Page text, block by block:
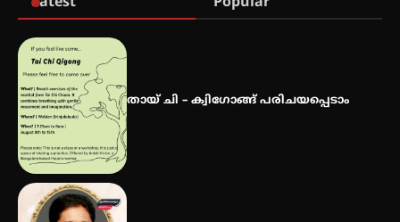
തായ് ചി – ക്വിഗോങ്ങ് പരിചയപ്പെടാം